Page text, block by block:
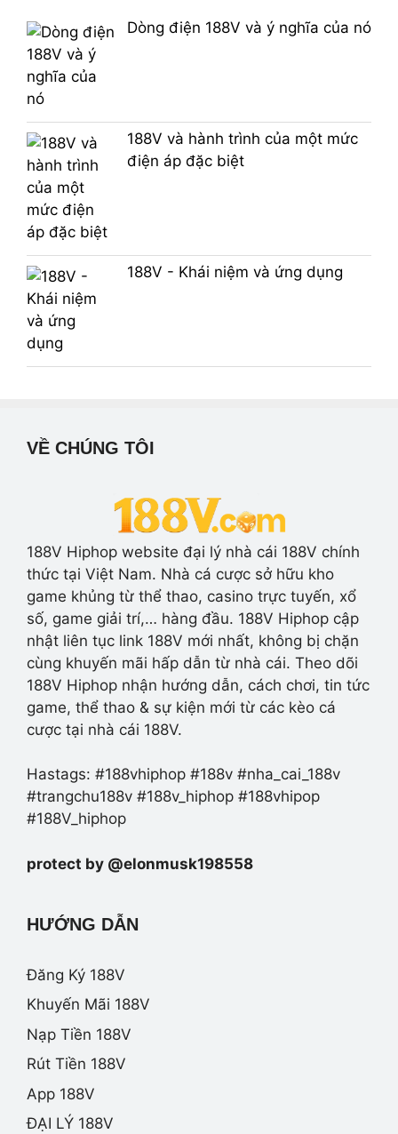
Dòng điện 188V và ý nghĩa của nó
188V và hành trình của một mức
điện áp đặc biệt
188V - Khái niệm và ứng dụng
VỀ CHÚNG TÔI
188V Hiphop website đại lý nhà cái 188V chính
thức tại Việt Nam. Nhà cá cược sở hữu kho
game khủng từ thể thao, casino trực tuyến, xổ
số, game giải trí,… hàng đầu. 188V Hiphop cập
nhật liên tục link 188V mới nhất, không bị chặn
cùng khuyến mãi hấp dẫn từ nhà cái. Theo dõi
188V Hiphop nhận hướng dẫn, cách chơi, tin tức
game, thể thao & sự kiện mới từ các kèo cá
cược tại nhà cái 188V.
Hastags: #188vhiphop #188v #nha_cai_188v
#trangchu188v #188v_hiphop #188vhipop
#188V_hiphop
protect by @elonmusk198558
HƯỚNG DẪN
Đăng Ký 188V
Khuyến Mãi 188V
Nạp Tiền 188V
Rút Tiền 188V
App 188V
ĐẠI LÝ 188V